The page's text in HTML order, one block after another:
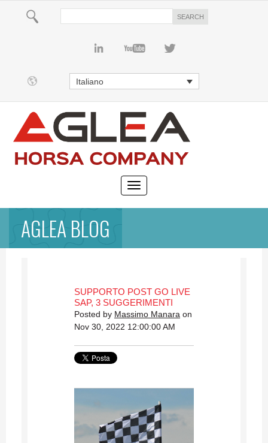
Italiano
AGLEA BLOG
SUPPORTO POST GO LIVE
SAP, 3 SUGGERIMENTI
Posted by Massimo Manara on
Nov 30, 2022 12:00:00 AM